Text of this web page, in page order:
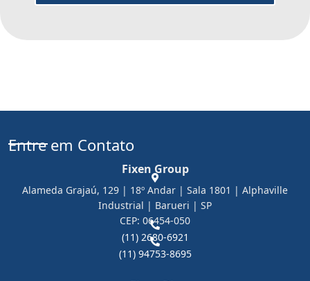
Entre em Contato
Fixen Group
Alameda Grajaú, 129 | 18º Andar | Sala 1801 | Alphaville
Industrial | Barueri | SP
CEP: 06454-050
(11) 2680-6921
(11) 94753-8695